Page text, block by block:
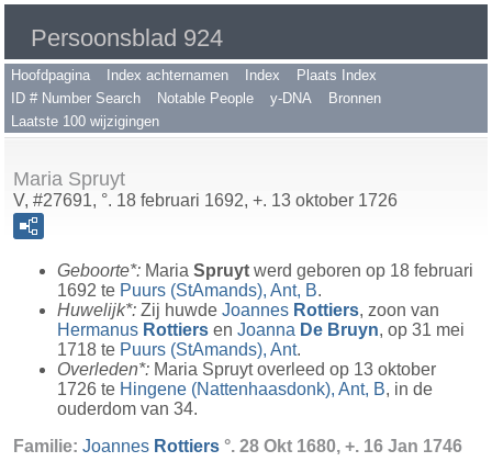
Persoonsblad 924
Hoofdpagina Index achternamen Index
Plaats Index
ID # Number Search
Notable People y-DNA
Bronnen
Laatste 100 wijzigingen
Maria Spruyt
V, #27691, °. 18 februari 1692, +. 13 oktober 1726
Geboorte*: Maria Spruyt werd geboren op 18 februari
1692 te Puurs (StAmands), Ant, B.
Huwelijk*: Zij huwde Joannes Rottiers, zoon van
Hermanus Rottiers en Joanna De Bruyn, op 31 mei
1718 te Puurs (StAmands), Ant.
Overleden*: Maria Spruyt overleed op 13 oktober
1726 te Hingene (Nattenhaasdonk), Ant, B, in de
ouderdom van 34.
Familie: Joannes Rottiers °. 28 Okt 1680, +. 16 Jan 1746